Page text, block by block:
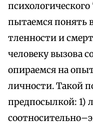
пытаемся понять
тленности и
человеку вызова
опираемся на
личности. Такой
предпосылкой: 1)